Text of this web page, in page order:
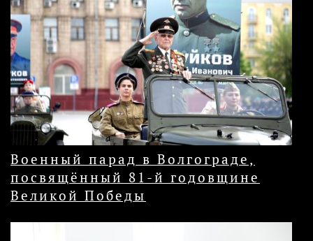
Военный парад в Волгограде,
посвящённый 81-й годовщине
Великой Победы